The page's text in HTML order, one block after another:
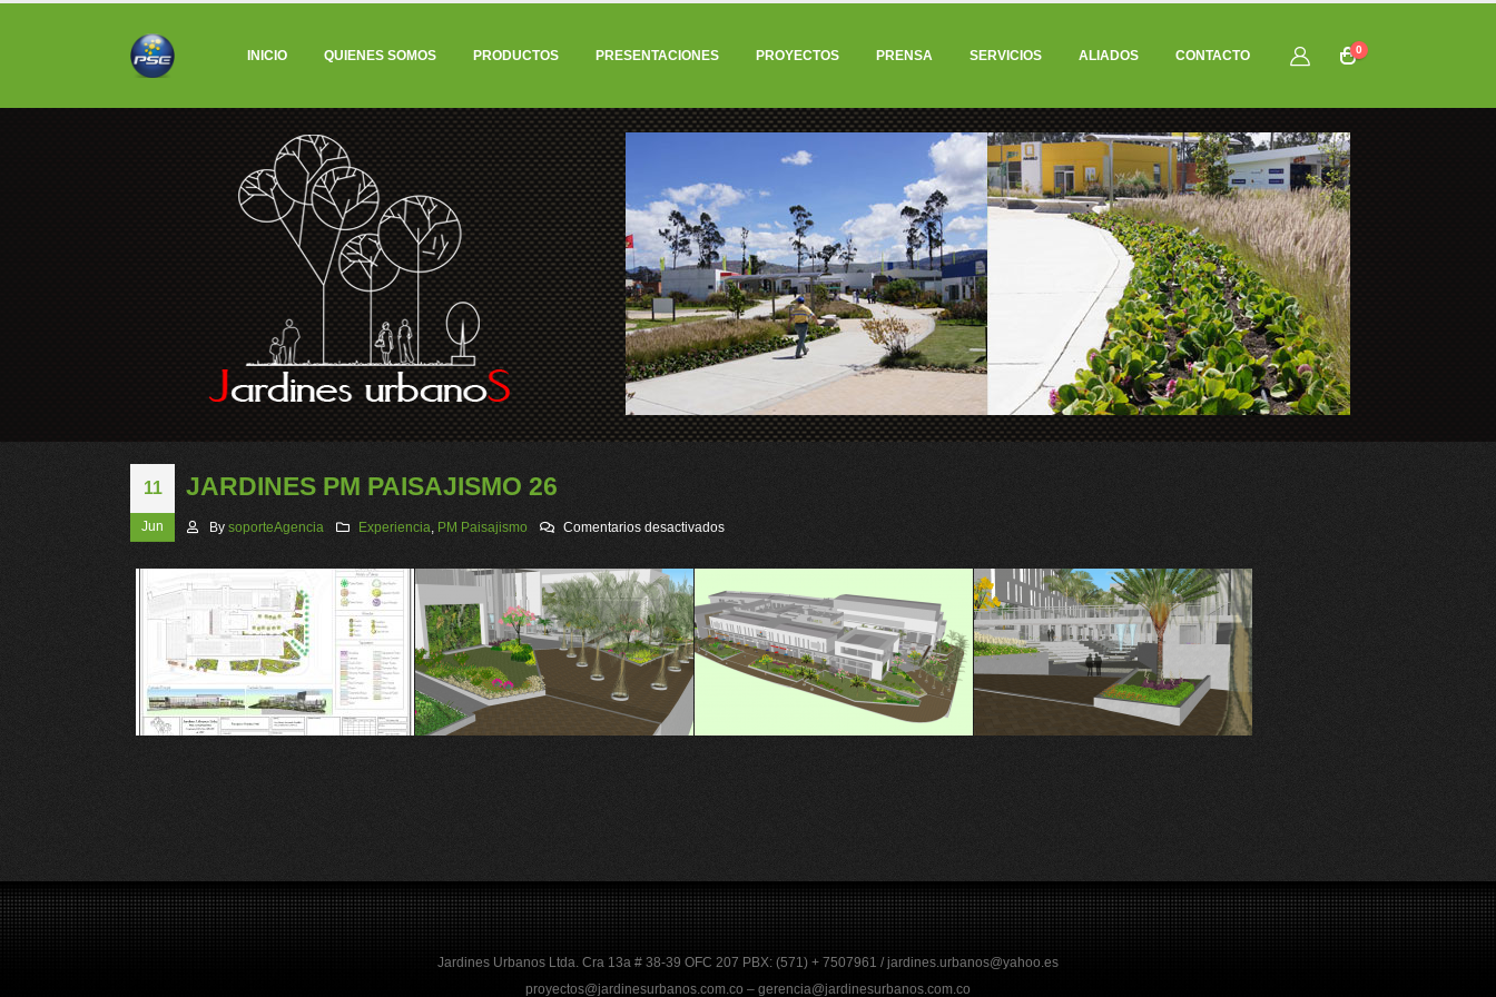
INICIO QUIENES SOMOS PRODUCTOS PRESENTACIONES PROYECTOS PRENSA SERVICIOS ALIADOS CONTACTO 0
11
Jun
JARDINES PM PAISAJISMO 26
By soporteAgencia Experiencia PM Paisajismo Comentarios desactivadosen
PAISAJISMO
26
Jardines Urbanos Ltda. Cra 13a # 38-39 OFC 207 PBX: (571) + 7507961 / jardines.urbanos@yahoo.es
proyectos@jardinesurbanos.com.co – gerencia@jardinesurbanos.com.co